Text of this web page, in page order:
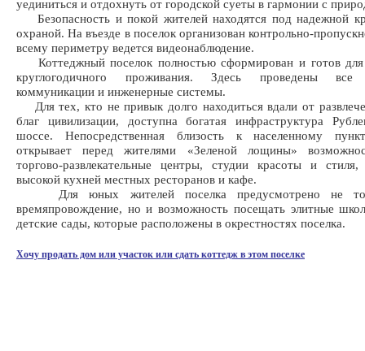
уединиться и отдохнуть от городской суеты в гармонии с
Безопасность и покой жителей находятся под надежной
охраной. На въезде в поселок организован контрольно-
всему периметру ведется видеонаблюдение.
Коттеджный поселок полностью сформирован и готов для
круглогодичного проживания. Здесь проведены все
коммуникации и инженерные системы.
Для тех, кто не привык долго находиться вдали от
благ цивилизации, доступна богатая инфраструктура
шоссе. Непосредственная близость к населенному
открывает перед жителями «Зеленой лощины»
торгово-развлекательные центры, студии красоты и стиля,
высокой кухней местных ресторанов и кафе.
Для юных жителей поселка предусмотрено не
времяпровождение, но и возможность посещать элитные
детские сады, которые расположены в окрестностях поселка.
Хочу продать дом или участок или сдать коттедж в этом поселке